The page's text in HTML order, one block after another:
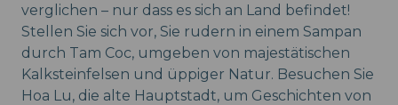
verglichen – nur dass es sich an Land befindet!
Stellen Sie sich vor, Sie rudern in einem Sampan
durch Tam Coc, umgeben von majestätischen
Kalksteinfelsen und üppiger Natur. Besuchen Sie
Hoa Lu, die alte Hauptstadt, um Geschichten von